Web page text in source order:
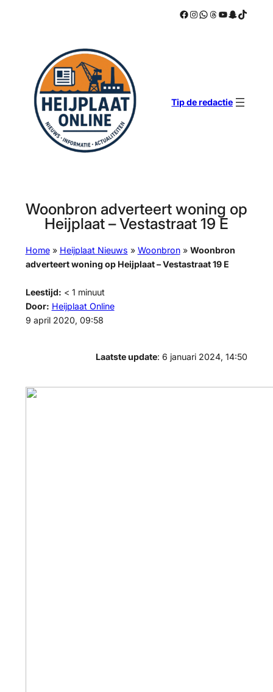
Facebook
Instagram
WhatsApp
Threads
YouTube
Snapchat
TikTok
Tip de redactie
Woonbron adverteert woning op
Heijplaat – Vestastraat 19 E
Home» Heijplaat Nieuws » Woonbron» Woonbron
adverteert woning op Heijplaat – Vestastraat 19 E
Leestijd: < 1 minuut
Door: Heijplaat Online
9 april 2020, 09:58
Laatste update: 6 januari 2024, 14:50